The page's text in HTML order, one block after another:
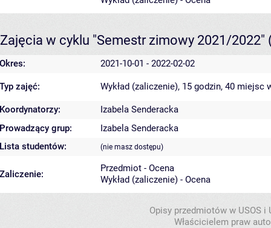
Zajęcia w cyklu "Semestr zimowy 2021/2022"
Okres: 2021-10-01 - 2022-02-02
Typ zajęć: Wykład (zaliczenie), 15 godzin, 40 miejsc
Koordynatorzy:
Izabela Senderacka
Prowadzący grup:
Izabela Senderacka
Lista studentów:
(nie masz dostępu)
Zaliczenie:
Przedmiot - Ocena
Wykład (zaliczenie) - Ocena
Opisy przedmiotów w USOS
Właścicielem praw